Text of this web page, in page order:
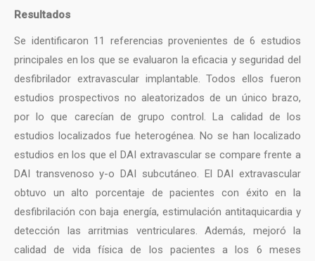
Resultados
Se identificaron 11 referencias provenientes de 6 estudios
principales en los que se evaluaron la eficacia y seguridad del
desfibrilador extravascular implantable. Todos ellos fueron
estudios prospectivos no aleatorizados de un único brazo,
por lo que carecían de grupo control. La calidad de los
estudios localizados fue heterogénea. No se han localizado
estudios en los que el DAI extravascular se compare frente a
DAI transvenoso y-o DAI subcutáneo. El DAI extravascular
obtuvo un alto porcentaje de pacientes con éxito en la
desfibrilación con baja energía, estimulación antitaquicardia y
detección las arritmias ventriculares. Además, mejoró la
calidad de vida física de los pacientes a los 6 meses